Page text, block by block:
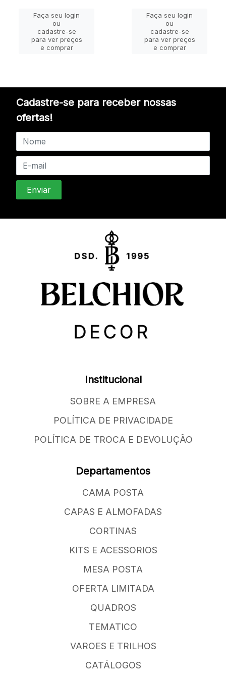
Faça seu login
ou
cadastre-se
para ver preços
e comprar
Faça seu login
ou
cadastre-se
para ver preços
e comprar
Cadastre-se para receber nossas
ofertas!
Institucional
SOBRE A EMPRESA
POLÍTICA DE PRIVACIDADE
POLÍTICA DE TROCA E DEVOLUÇÃO
Departamentos
CAMA POSTA
CAPAS E ALMOFADAS
CORTINAS
KITS E ACESSORIOS
MESA POSTA
OFERTA LIMITADA
QUADROS
TEMATICO
VAROES E TRILHOS
CATÁLOGOS